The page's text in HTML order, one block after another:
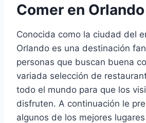
Comer en Orlando
Conocida como la ciudad del
Orlando es una destinación
personas que buscan buena
variada selección de
todo el mundo para que los
disfruten. A continuación le
algunos de los mejores